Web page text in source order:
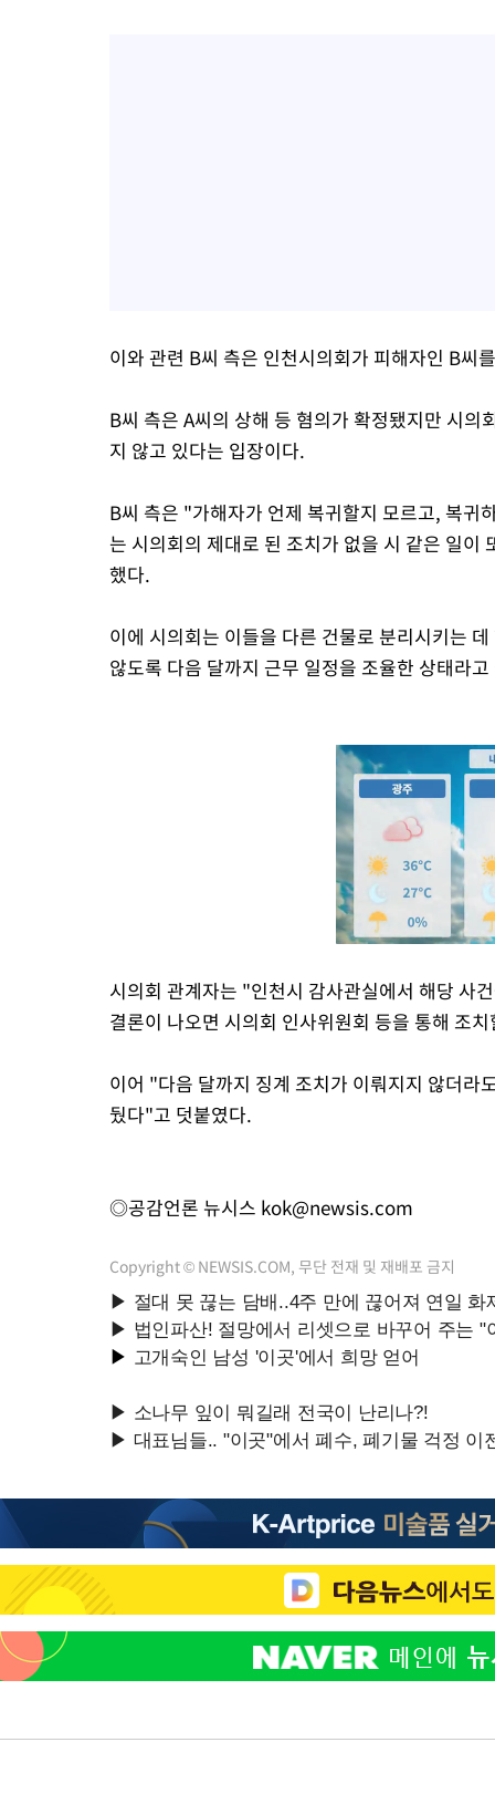
이와 관련 B씨 측은 인천시의회가 피해자인 B씨
B씨 측은 A씨의 상해 등 혐의가 확정됐지만 시
지 않고 있다는 입장이다.
B씨 측은 "가해자가 언제 복귀할지 모르고, 복
는 시의회의 제대로 된 조치가 없을 시 같은 일
했다.
이에 시의회는 이들을 다른 건물로 분리시키는
않도록 다음 달까지 근무 일정을 조율한 상태라
시의회 관계자는 "인천시 감사관실에서 해당 사
결론이 나오면 시의회 인사위원회 등을 통해 조
이어 "다음 달까지 징계 조치가 이뤄지지 않더라
뒀다"고 덧붙였다.
◎공감언론 뉴시스 kok@newsis.com
Copyright © NEWSIS.COM, 무단 전재 및 재배포 금지